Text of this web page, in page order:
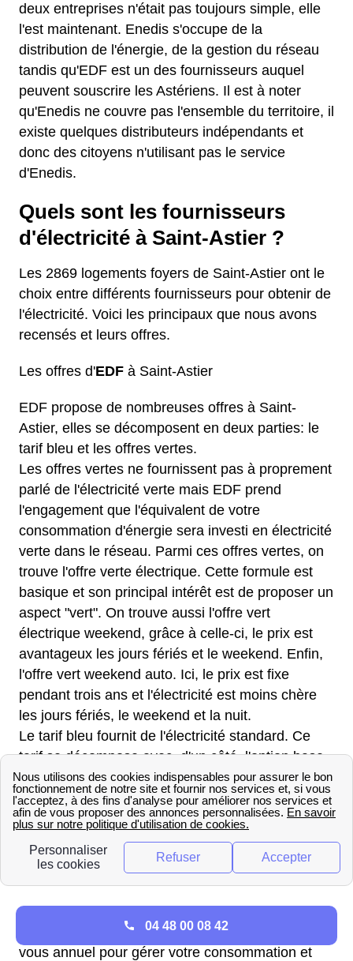
deux entreprises n'était pas toujours simple, elle
l'est maintenant. Enedis s'occupe de la
distribution de l'énergie, de la gestion du réseau
tandis qu'EDF est un des fournisseurs auquel
peuvent souscrire les Astériens. Il est à noter
qu'Enedis ne couvre pas l'ensemble du territoire, il
existe quelques distributeurs indépendants et
donc des citoyens n'utilisant pas le service
d'Enedis.
Quels sont les fournisseurs
d'électricité à Saint-Astier ?
Les 2869 logements foyers de Saint-Astier ont le
choix entre différents fournisseurs pour obtenir de
l'électricité. Voici les principaux que nous avons
recensés et leurs offres.
Les offres d'EDF à Saint-Astier
EDF propose de nombreuses offres à Saint-
Astier, elles se décomposent en deux parties: le
tarif bleu et les offres vertes.
Les offres vertes ne fournissent pas à proprement
parlé de l'électricité verte mais EDF prend
l'engagement que l'équivalent de votre
consommation d'énergie sera investi en électricité
verte dans le réseau. Parmi ces offres vertes, on
trouve l'offre verte électrique. Cette formule est
basique et son principal intérêt est de proposer un
aspect "vert". On trouve aussi l'offre vert
électrique weekend, grâce à celle-ci, le prix est
avantageux les jours fériés et le weekend. Enfin,
l'offre vert weekend auto. Ici, le prix est fixe
pendant trois ans et l'électricité est moins chère
les jours fériés, le weekend et la nuit.
Le tarif bleu fournit de l'électricité standard. Ce
tarif se décompose avec, d'un côté, l'option base
et, de l'autre, l'option heures creuses. Pour ce
dernier, le tarif est avantageux huit heures par
jour. Ces heures sont à définir en fonction du
Direct Energieà Saint-Astier
Ce fournisseur propose trois offres. Tout d'abord,
l'offre classique. Elle se compose d'un rendez-
vous annuel pour gérer votre consommation et
04 48 00 08 42